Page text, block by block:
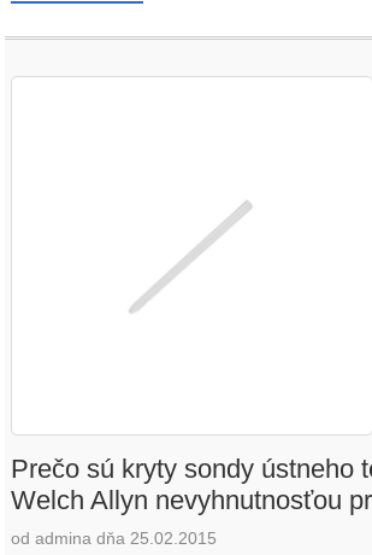
Prečo sú kryty sondy ústneho
Welch Allyn nevyhnutnosťou
od admina dňa 25.02.2015